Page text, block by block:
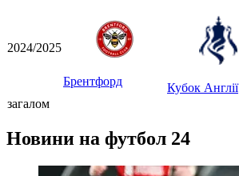
2024/2025
Брентфорд Кубок Англії
загалом
Новини на футбол 24